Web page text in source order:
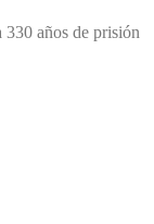
330 años de prisión